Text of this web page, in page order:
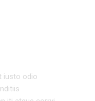
iusto odio